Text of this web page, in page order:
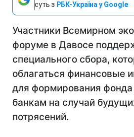
суть з РБК-Україна у Google
Участники Всемирном
форуме в Давосе
специального сбора,
облагаться финансовые
для формирования
банкам на случай
потрясений.